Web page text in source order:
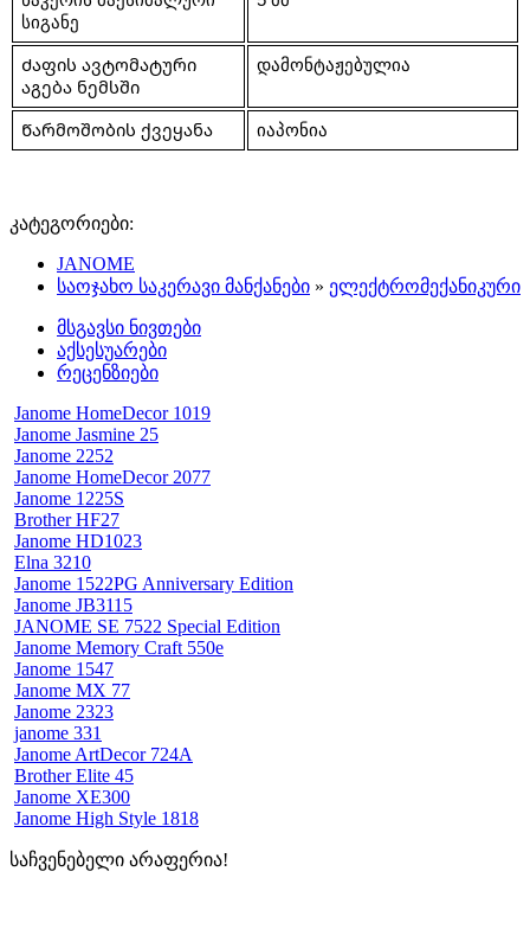
სიგანე
Ძაფის ავტომატური
აგება ნემსში
დამონტაჟებულია
Წარმოშობის ქვეყანა იაპონია
კატეგორიები:
JANOME
საოჯახო საკერავი მანქანები » ელექტრომექანიკური
მსგავსი ნივთები
აქსესუარები
რეცენზიები
Janome HomeDecor 1019
Janome Jasmine 25
Janome 2252
Janome HomeDecor 2077
Janome 1225S
Brother HF27
Janome HD1023
Elna 3210
Janome 1522PG Anniversary Edition
Janome JB3115
JANOME SE 7522 Special Edition
Janome Memory Craft 550e
Janome 1547
Janome MX 77
Janome 2323
janome 331
Janome ArtDecor 724A
Brother Elite 45
Janome XE300
Janome High Style 1818
საჩვენებელი არაფერია!